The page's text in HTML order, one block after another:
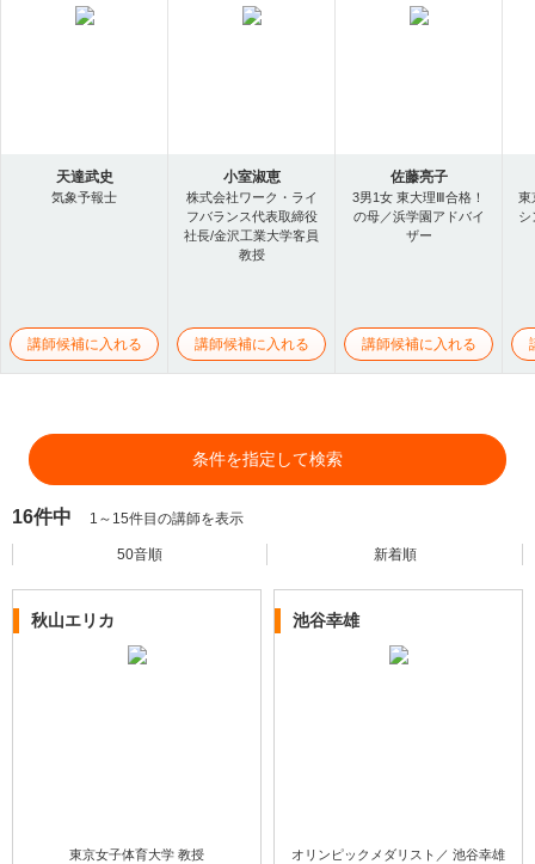
天達武史
気象予報士
講師候補に入れる
小室淑恵
株式会社ワーク・ライ
フバランス代表取締役
社長/金沢工業大学客員
教授
講師候補に入れる
佐藤亮子
3男1女 東大理Ⅲ合格！
の母／浜学園アドバイ
ザー
講師候補に入れる
東
シ
条件を指定して検索
16件中 1～15件目の講師を表示
50音順 新着順
秋山エリカ
東京女子体育大学 教授
池谷幸雄
オリンピックメダリスト／ 池谷幸雄